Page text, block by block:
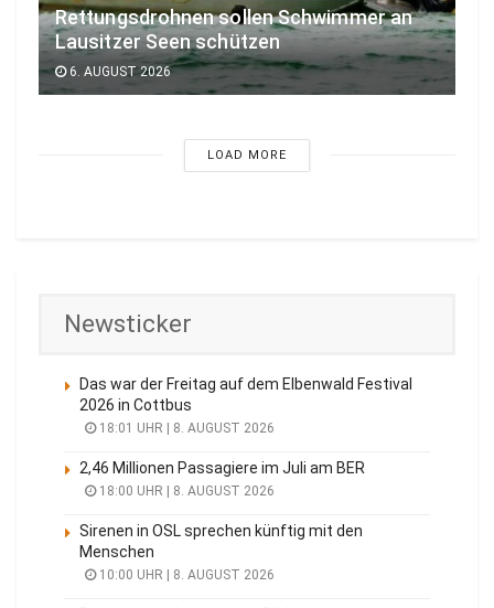
Rettungsdrohnen sollen Schwimmer an
Lausitzer Seen schützen
6. AUGUST 2026
LOAD MORE
Newsticker
Das war der Freitag auf dem Elbenwald Festival
2026 in Cottbus
18:01 UHR | 8. AUGUST 2026
2,46 Millionen Passagiere im Juli am BER
18:00 UHR | 8. AUGUST 2026
Sirenen in OSL sprechen künftig mit den
Menschen
10:00 UHR | 8. AUGUST 2026